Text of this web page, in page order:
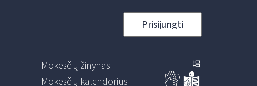
Prisijungti
Mokesčių žinynas
Mokesčių kalendorius